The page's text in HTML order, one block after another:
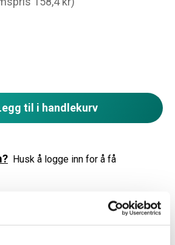
til i handlekurv
Husk å logge inn for å få